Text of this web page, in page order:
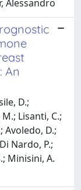
Alessandro
An
D.;
Lisanti, C.;
Avoledo, D.;
Nardo, P.;
Minisini, A.